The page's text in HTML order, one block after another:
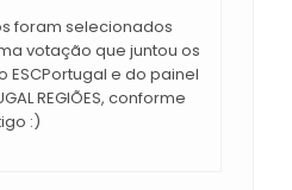
foram selecionados
votação que juntou os
ESCPortugal e do painel
REGIÕES, conforme
:)